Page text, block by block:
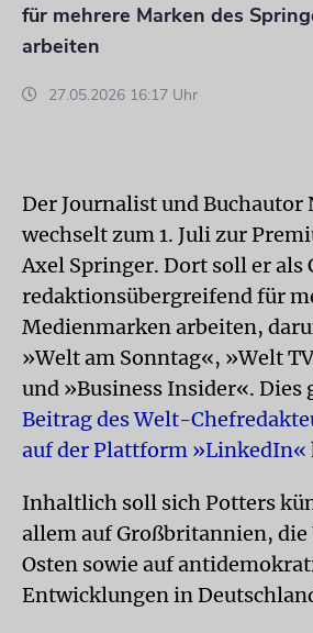
für mehrere Marken des
arbeiten
27.05.2026 16:17 Uhr
Der Journalist und Buchautor
wechselt zum 1. Juli zur
Axel Springer. Dort soll er als
redaktionsübergreifend für
Medienmarken arbeiten,
»Welt am Sonntag«, »Welt
und »Business Insider«. Dies
Beitrag des Welt-
auf der Plattform »LinkedIn«
Inhaltlich soll sich Potters
allem auf Großbritannien, die
Osten sowie auf
Entwicklungen in